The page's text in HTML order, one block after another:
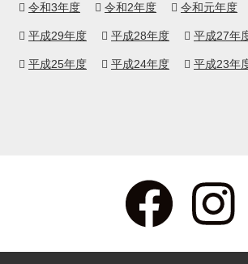
令和3年度 令和2年度 令和元年度
平成29年度 平成28年度 平成27年
平成25年度 平成24年度 平成23年